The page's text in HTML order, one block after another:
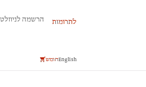
לתרומות הרשמה
Englishחומש